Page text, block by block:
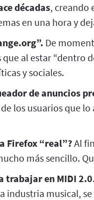
décadas, creando
en una hora y
De
al estar “dentro
y sociales.
de anuncios
de los usuarios que
Firefox “real”?Al
más sencillo.
trabajar en MIDI 2.0
industria musical,